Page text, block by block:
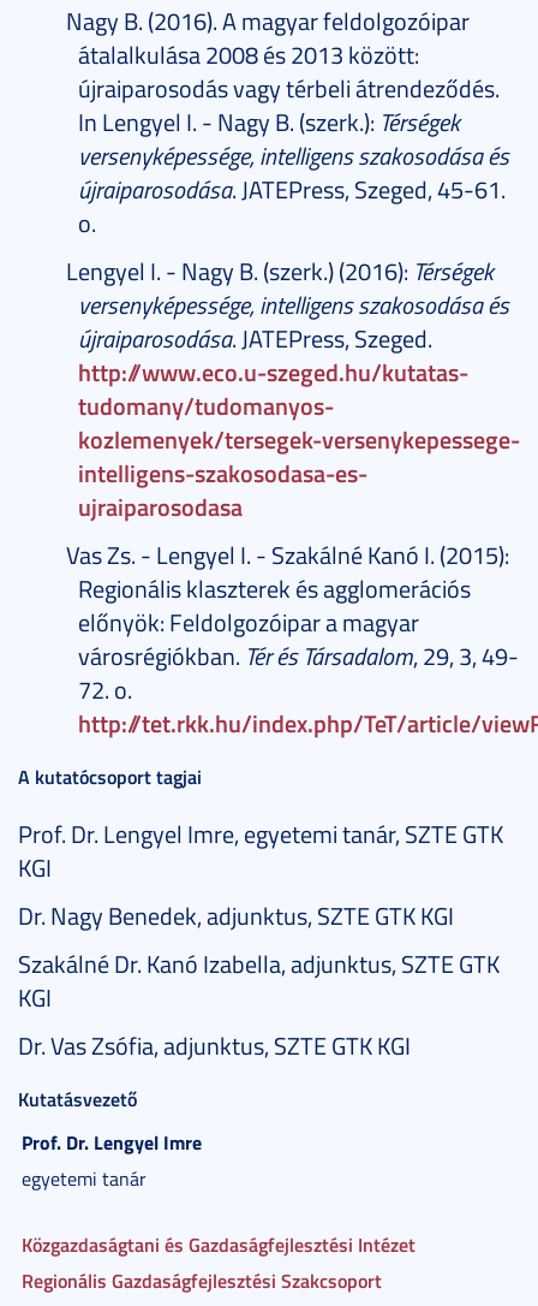
Nagy B. (2016). A magyar feldolgozóipar
átalalkulása 2008 és 2013 között:
újraiparosodás vagy térbeli átrendeződés.
In Lengyel I. - Nagy B. (szerk.): Térségek
versenyképessége, intelligens szakosodása és
újraiparosodása. JATEPress, Szeged, 45-61.
o.
Lengyel I. - Nagy B. (szerk.) (2016): Térségek
versenyképessége, intelligens szakosodása és
újraiparosodása. JATEPress, Szeged.
http://www.eco.u-szeged.hu/kutatas-
tudomany/tudomanyos-
kozlemenyek/tersegek-versenykepessege-
intelligens-szakosodasa-es-
ujraiparosodasa
Vas Zs. - Lengyel I. - Szakálné Kanó I. (2015):
Regionális klaszterek és agglomerációs
előnyök: Feldolgozóipar a magyar
városrégiókban. Tér és Társadalom, 29, 3, 49-
72. o.
http://tet.rkk.hu/index.php/TeT/article/
A kutatócsoport tagjai
Prof. Dr. Lengyel Imre, egyetemi tanár, SZTE GTK
KGI
Dr. Nagy Benedek, adjunktus, SZTE GTK KGI
Szakálné Dr. Kanó Izabella, adjunktus, SZTE GTK
KGI
Dr. Vas Zsófia, adjunktus, SZTE GTK KGI
Kutatásvezető
Prof. Dr. Lengyel Imre
egyetemi tanár
Közgazdaságtani és Gazdaságfejlesztési Intézet
Regionális Gazdaságfejlesztési Szakcsoport